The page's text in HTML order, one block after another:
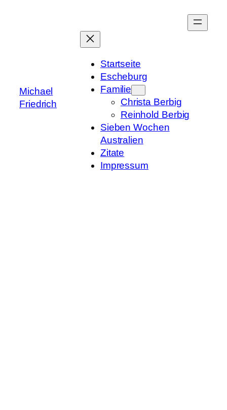
Michael
Friedrich
Startseite
Escheburg
Familie
Christa Berbig
Reinhold Berbig
Sieben Wochen
Australien
Zitate
Impressum